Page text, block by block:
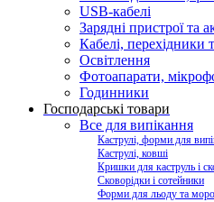
USB-кабелі
Зарядні пристрої та
Кабелі, перехідники
Освітлення
Фотоапарати,
Годинники
Господарські товари
Все для випікання
Каструлі, форми для
Каструлі, ковші
Кришки для каструль і
Сковорідки і сотейники
Форми для льоду та